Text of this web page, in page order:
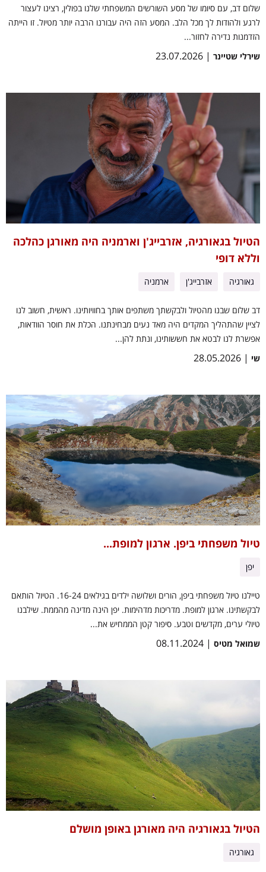
שלום דב, עם סיומו של מסע השורשים המשפחתי שלנו בפולין, רצינו לעצור
לרגע ולהודות לך מכל הלב. המסע הזה היה עבורנו הרבה יותר מטיול. זו הייתה
הזדמנות נדירה לחזור...
שירלי שטיינר | 23.07.2026
הטיול בגאורגיה, אזרבייג'ן וארמניה היה מאורגן כהלכה
וללא דופי
גאורגיה אזרבייג'ן ארמניה
דב שלום שבנו מהטיול ולבקשתך משתפים אותך בחוויותינו. ראשית, חשוב לנו
לציין שהתהליך המקדים היה מאד נעים מבחינתנו. הכלת את חוסר הוודאות,
אפשרת לנו לבטא את חששותינו, ונתת להן...
שי | 28.05.2026
טיול משפחתי ביפן. ארגון למופת...
יפן
טיילנו טיול משפחתי ביפן, הורים ושלושה ילדים בגילאים 16-24. הטיול הותאם
לבקשתינו. ארגון למופת. מדריכות מדהימות. יפן הינה מדינה מהממת. שילבנו
טיולי ערים, מקדשים וטבע. סיפור קטן הממחיש את...
שמואל מטיס | 08.11.2024
הטיול בגאורגיה היה מאורגן באופן מושלם
גאורגיה